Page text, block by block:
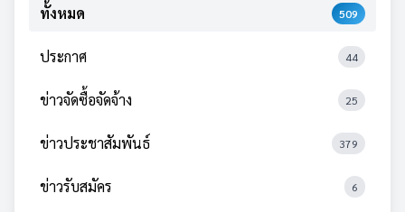
ทั้งหมด 509
ประกาศ 44
ข่าวจัดซื้อจัดจ้าง 25
ข่าวประชาสัมพันธ์ 379
ข่าวรับสมัคร 6